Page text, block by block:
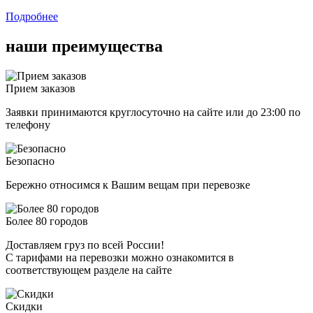
Подробнее
наши преимущества
Прием заказов
Заявки принимаются круглосуточно на сайте или до 23:00 по
телефону
Безопасно
Бережно относимся к Вашим вещам при перевозке
Более 80 городов
Доставляем груз по всей России!
С тарифами на перевозки можно ознакомится в
соответствующем разделе на сайте
Скидки